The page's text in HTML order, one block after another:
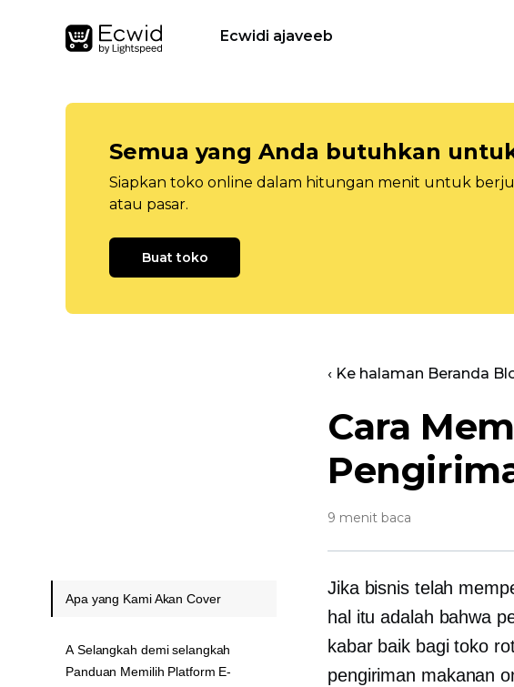
Ecwidi ajaveeb
Semua yang Anda butuhkan
Siapkan toko online dalam hitungan menit untuk
atau pasar.
Buat toko
‹ Ke halaman Beranda
Cara
9 menit baca
Jika bisnis telah
hal itu adalah bahwa
kabar baik bagi toko
pengiriman makanan
Apa yang Kami Akan Cover
A Selangkah demi selangkah
Panduan Memilih Platform E-